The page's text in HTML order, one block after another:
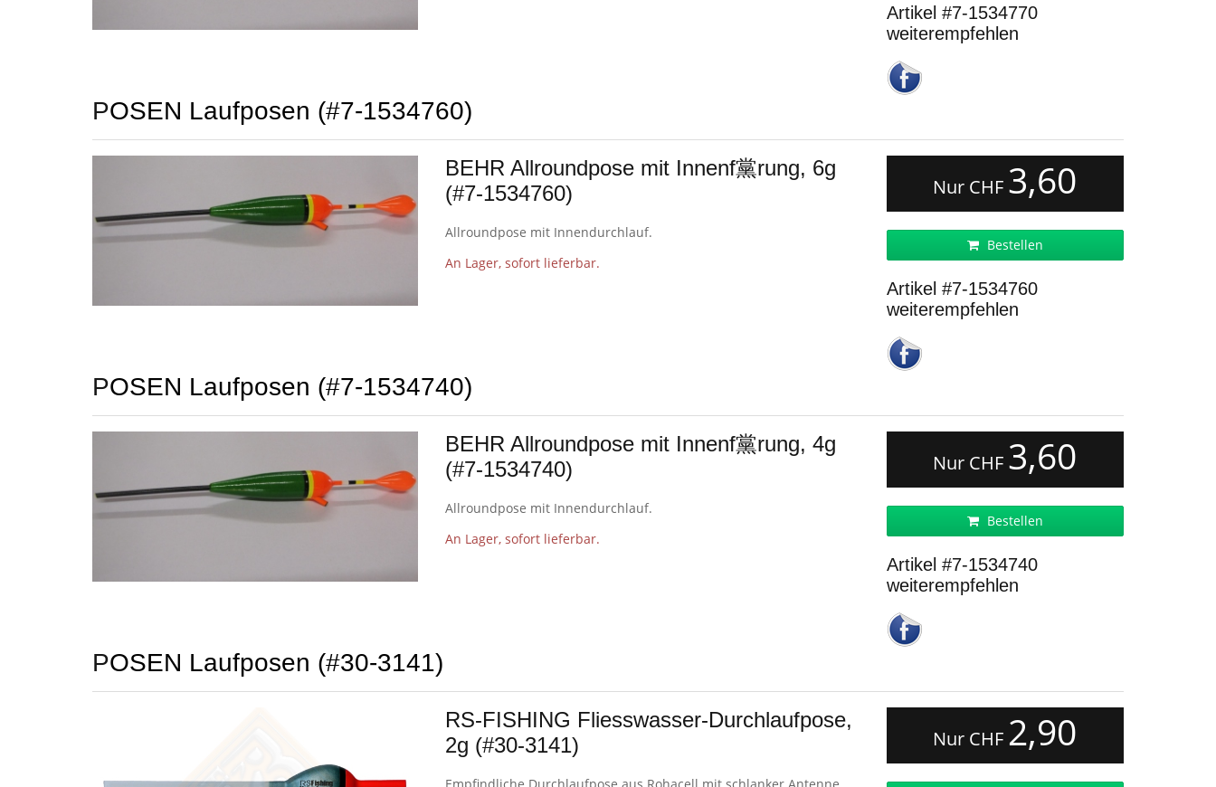
Artikel #7-1534770
weiterempfehlen
POSEN Laufposen (#7-1534760)
BEHR Allroundpose mit Innenf黨rung, 6g
(#7-1534760)
Allroundpose mit Innendurchlauf.
An Lager, sofort lieferbar.
Nur CHF 3,60
Bestellen
Artikel #7-1534760
weiterempfehlen
POSEN Laufposen (#7-1534740)
BEHR Allroundpose mit Innenf黨rung, 4g
(#7-1534740)
Allroundpose mit Innendurchlauf.
An Lager, sofort lieferbar.
Nur CHF 3,60
Bestellen
Artikel #7-1534740
weiterempfehlen
POSEN Laufposen (#30-3141)
RS-FISHING Fliesswasser-Durchlaufpose,
2g (#30-3141)
Nur CHF 2,90